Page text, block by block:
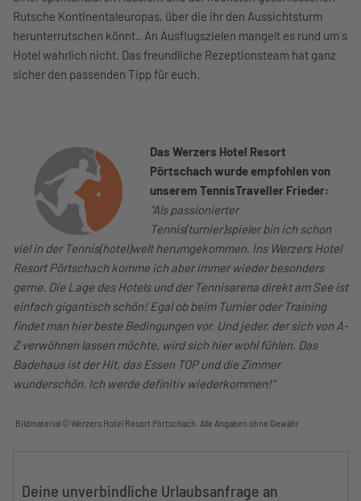
Rutsche Kontinentaleuropas, über die ihr den Aussichtsturm
herunterrutschen könnt.. An Ausflugszielen mangelt es rund um`s
Hotel wahrlich nicht. Das freundliche Rezeptionsteam hat ganz
sicher den passenden Tipp für euch.
Das Werzers Hotel Resort
Pörtschach wurde empfohlen von
unserem TennisTraveller Frieder:
"Als passionierter
Tennis(turnier)spieler bin ich schon
viel in der Tennis(hotel)welt herumgekommen. Ins Werzers Hotel
Resort Pörtschach komme ich aber immer wieder besonders
gerne. Die Lage des Hotels und der Tennisarena direkt am See ist
einfach gigantisch schön! Egal ob beim Turnier oder Training
findet man hier beste Bedingungen vor. Und jeder, der sich von A-
Z verwöhnen lassen möchte, wird sich hier wohl fühlen. Das
Badehaus ist der Hit, das Essen TOP und die Zimmer
wunderschön. Ich werde definitiv wiederkommen!"
Bildmaterial © Werzers Hotel Resort Pörtschach. Alle Angaben ohne Gewähr
Deine unverbindliche Urlaubsanfrage an